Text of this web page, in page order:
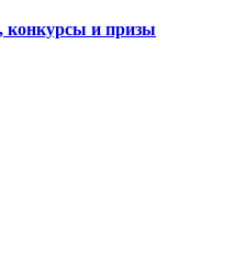
конкурсы и призы